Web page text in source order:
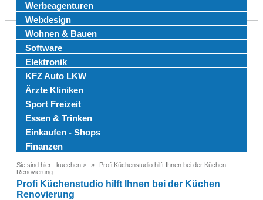
Werbeagenturen
Webdesign
Wohnen & Bauen
Software
Elektronik
KFZ Auto LKW
Ärzte Kliniken
Sport Freizeit
Essen & Trinken
Einkaufen - Shops
Finanzen
Sie sind hier : kuechen >
Profi Küchenstudio hilft Ihnen bei der Küchen
Renovierung
Profi Küchenstudio hilft Ihnen bei der Küchen
Renovierung